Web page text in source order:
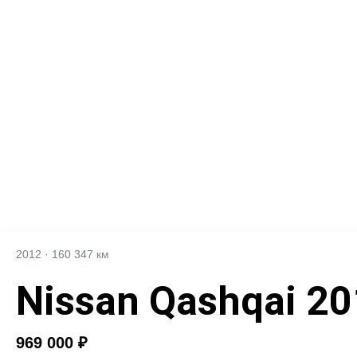
2012 · 160 347 км
Nissan Qashqai
969 000 ₽